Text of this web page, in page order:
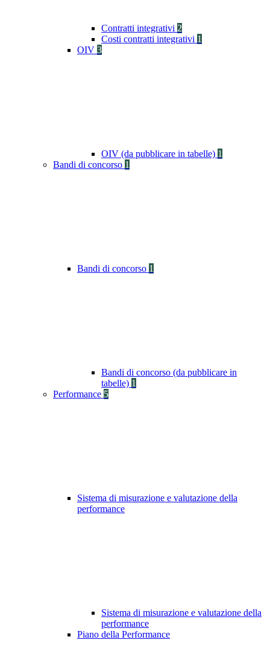
Contratti integrativi 2
Costi contratti integrativi 1
OIV 3
OIV (da pubblicare in tabelle) 1
Bandi di concorso 1
Bandi di concorso 1
Bandi di concorso (da pubblicare in
tabelle) 1
Performance 5
Sistema di misurazione e valutazione della
performance
Sistema di misurazione e valutazione della
performance
Piano della Performance